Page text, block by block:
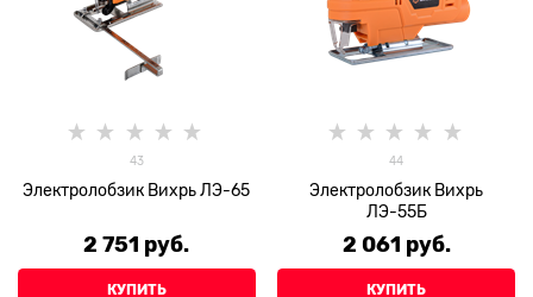
43
Электролобзик Вихрь ЛЭ-65
2 751 руб.
КУПИТЬ
44
Электролобзик Вихрь
ЛЭ-55Б
2 061 руб.
КУПИТЬ